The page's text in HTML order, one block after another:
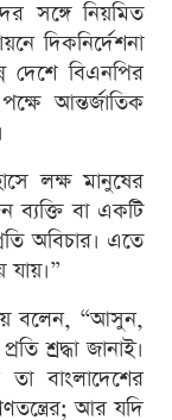
সঙ্গে নিয়মিত
দিকনির্দেশনা
দেশে বিএনপির
আন্তর্জাতিক
লক্ষ মানুষের
ব্যক্তি বা একটি
অবিচার। এতে
বলেন, “আসুন,
শ্রদ্ধা জানাই।
বাংলাদেশের
আর যদি